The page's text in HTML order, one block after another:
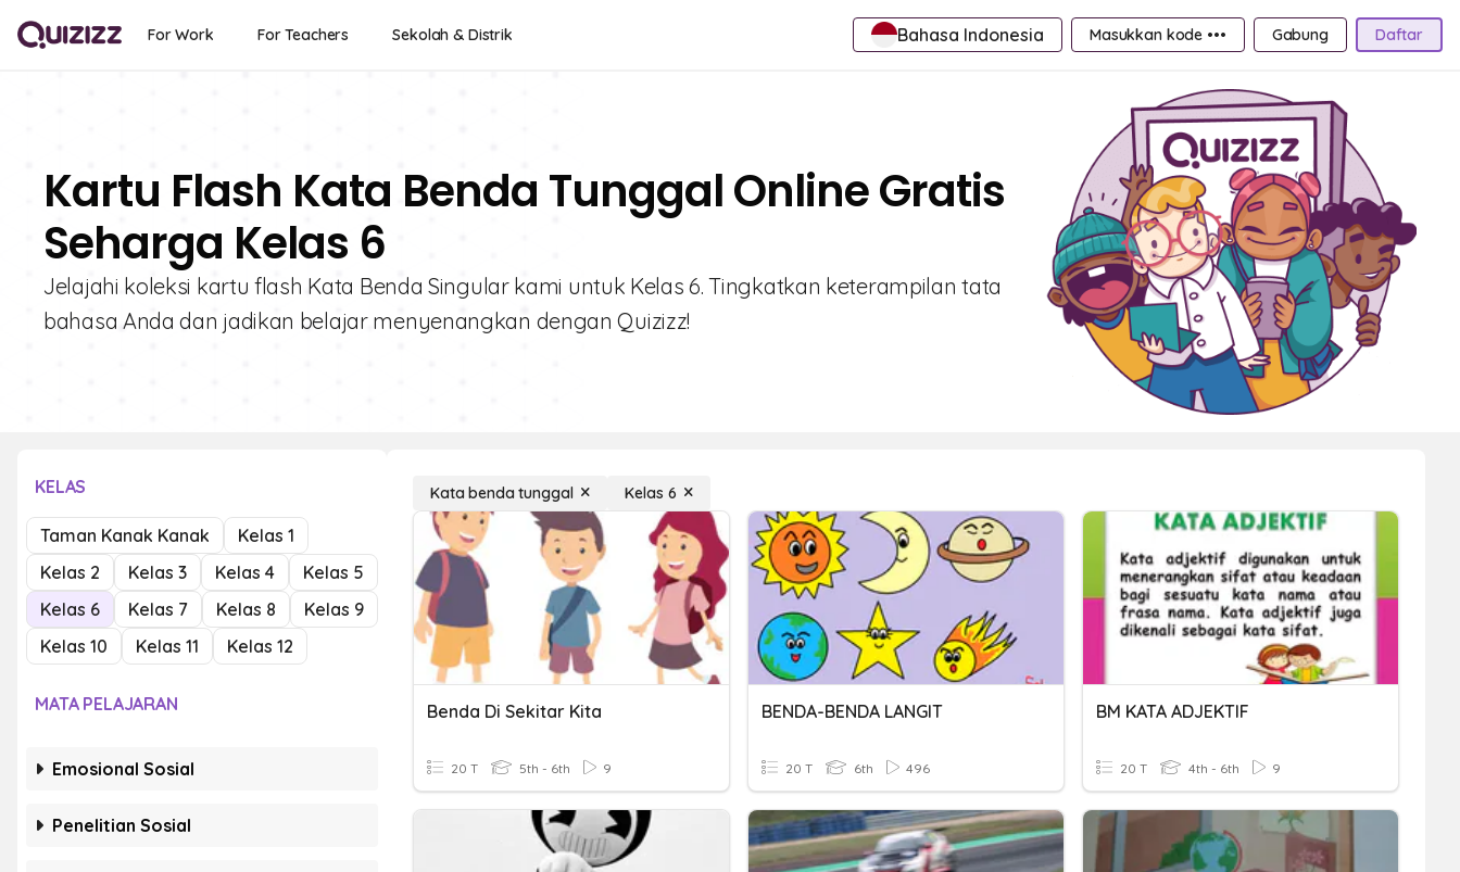
For Work For Teachers Sekolah & Distrik Bahasa Indonesia Masukkan kode ••• Gabung Daftar
Kartu Flash Kata Benda Tunggal Online Gratis
Seharga Kelas 6
Jelajahi koleksi kartu flash Kata Benda Singular kami untuk Kelas 6. Tingkatkan keterampilan tata
bahasa Anda dan jadikan belajar menyenangkan dengan Quizizz!
KELAS
Taman Kanak Kanak
Kelas 1
Kelas 2
Kelas 3 Kelas 4
Kelas 5
Kelas 6
Kelas 7 Kelas 8
Kelas 9
Kelas 10
Kelas 11 Kelas 12
MATA PELAJARAN
Emosional Sosial
Penelitian Sosial
Kata benda tunggal Kelas 6
Benda Di Sekitar Kita
20 T 5th - 6th 9
BENDA-BENDA LANGIT
20 T 6th 496
BM KATA ADJEKTIF
20 T 4th - 6th 9